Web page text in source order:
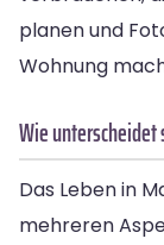
planen und
Wohnung
Wie unterscheidet
Das Leben in
mehreren